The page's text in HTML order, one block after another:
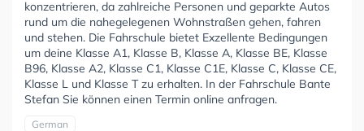
konzentrieren, da zahlreiche Personen und geparkte Autos
rund um die nahegelegenen Wohnstraßen gehen, fahren
und stehen. Die Fahrschule bietet Exzellente Bedingungen
um deine Klasse A1, Klasse B, Klasse A, Klasse BE, Klasse
B96, Klasse A2, Klasse C1, Klasse C1E, Klasse C, Klasse CE,
Klasse L und Klasse T zu erhalten. In der Fahrschule Bante
Stefan Sie können einen Termin online anfragen.
German